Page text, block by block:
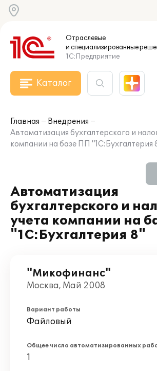
Отраслевые
и специализированные
1С:Предприятие
Каталог
Главная
Внедрения
Автоматизация бухгалтерского и
компании на базе ПП "1С:Бухгалтерия
Автоматизация
бухгалтерского и
учета компании на
"1С:Бухгалтерия 8"
"Микофинанс"
Москва, Май 2008
Вариант работы
Файловый
Общее число автоматизированных
1